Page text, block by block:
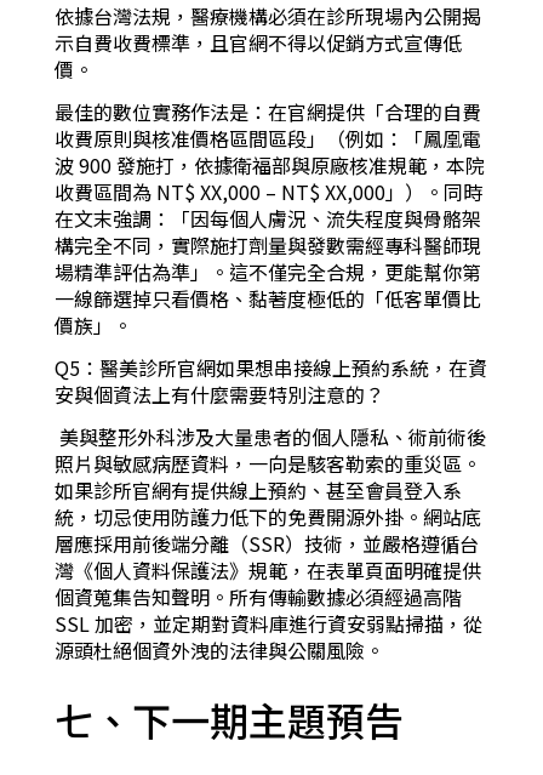
依據台灣法規，醫療機構必須在診所現場內公開揭
示自費收費標準，且官網不得以促銷方式宣傳低
價。
最佳的數位實務作法是：在官網提供「合理的自費
收費原則與核准價格區間區段」（例如：「鳳凰電
波 900 發施打，依據衛福部與原廠核准規範，本院
收費區間為 NT$ XX,000 – NT$ XX,000」）。同時
在文末強調：「因每個人膚況、流失程度與骨骼架
構完全不同，實際施打劑量與發數需經專科醫師現
場精準評估為準」。這不僅完全合規，更能幫你第
一線篩選掉只看價格、黏著度極低的「低客單價比
價族」。
Q5：醫美診所官網如果想串接線上預約系統，在資
安與個資法上有什麼需要特別注意的？
美與整形外科涉及大量患者的個人隱私、術前術後
照片與敏感病歷資料，一向是駭客勒索的重災區。
如果診所官網有提供線上預約、甚至會員登入系
統，切忌使用防護力低下的免費開源外掛。網站底
層應採用前後端分離（SSR）技術，並嚴格遵循台
灣《個人資料保護法》規範，在表單頁面明確提供
個資蒐集告知聲明。所有傳輸數據必須經過高階
SSL 加密，並定期對資料庫進行資安弱點掃描，從
源頭杜絕個資外洩的法律與公關風險。
七、下一期主題預告